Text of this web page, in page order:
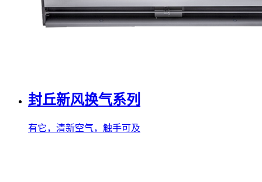
封丘新风换气系列
有它，清新空气，触手可及